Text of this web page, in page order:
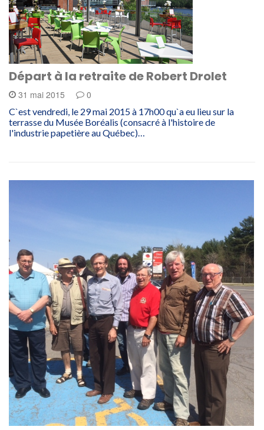
Départ à la retraite de Robert Drolet
31 mai 2015 0
C`est vendredi, le 29 mai 2015 à 17h00 qu`a eu lieu sur la
terrasse du Musée Boréalis (consacré à l'histoire de
l'industrie papetière au Québec)…